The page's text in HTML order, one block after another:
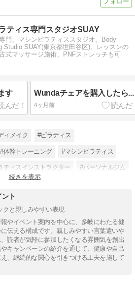
ティス専門スタジオSUAY
門、マシンピラティススタジオ。Body
Studio SUAY(東京都世田谷区)。レッスンの
式マッサージ施術、PNFストレッチも可
す Wundaチェアを購入したら...
4ヶ月前
ィメイク #ピラティス
#体幹トレーニング #マシンピラティス
ティスインストラクター #パーソナルジム
続きを表示
ント
クと親しみやすい表現
やイベント案内を中心に、多岐にわたる健
伝える構成です。親しみやすい言葉遣いや
読者が気軽に参加したくなる雰囲気を創出
キャンペーンの紹介を通じて、健康や自己
、継続的な関心を引きつける工夫を施して